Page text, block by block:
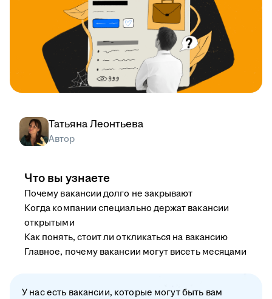
Татьяна Леонтьева
Автор
Что вы узнаете
Почему вакансии долго не закрывают
Когда компании специально держат вакансии
открытыми
Как понять, стоит ли откликаться на вакансию
Главное, почему вакансии могут висеть месяцами
У нас есть вакансии, которые могут быть вам